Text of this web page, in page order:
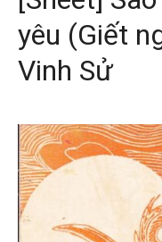
yêu (Giết
Vinh Sử